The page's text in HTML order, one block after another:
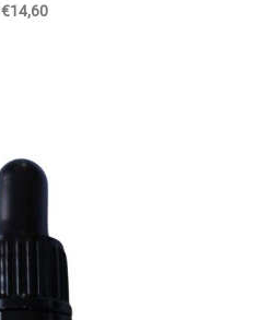
€14,60